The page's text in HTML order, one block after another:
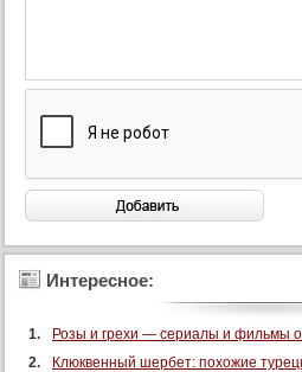
Интересное:
Розы и грехи — сериалы и фильмы
Клюквенный шербет: похожие